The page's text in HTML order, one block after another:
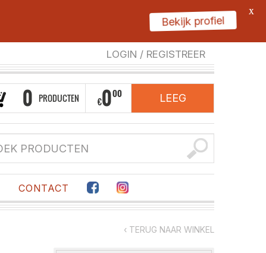
LOGIN / REGISTREER
0 PRODUCTEN €000 LEEG
CONTACT
‹ TERUG NAAR WINKEL
Bekijk profiel
X